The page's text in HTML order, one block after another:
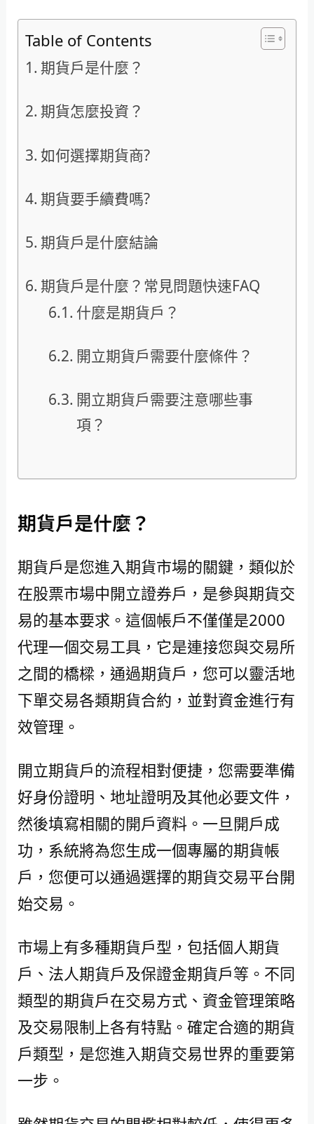
Table of Contents
期貨戶是什麼？
期貨怎麼投資？
如何選擇期貨商?
期貨要手續費嗎?
期貨戶是什麼結論
期貨戶是什麼？常見問題快速FAQ
什麼是期貨戶？
開立期貨戶需要什麼條件？
開立期貨戶需要注意哪些事
項？
期貨戶是什麼？
期貨戶是您進入期貨市場的關鍵，類似於
在股票市場中開立證券戶，是參與期貨交
易的基本要求。這個帳戶不僅僅是2000
代理一個交易工具，它是連接您與交易所
之間的橋樑，通過期貨戶，您可以靈活地
下單交易各類期貨合約，並對資金進行有
效管理。
開立期貨戶的流程相對便捷，您需要準備
好身份證明、地址證明及其他必要文件，
然後填寫相關的開戶資料。一旦開戶成
功，系統將為您生成一個專屬的期貨帳
戶，您便可以通過選擇的期貨交易平台開
始交易。
市場上有多種期貨戶型，包括個人期貨
戶、法人期貨戶及保證金期貨戶等。不同
類型的期貨戶在交易方式、資金管理策略
及交易限制上各有特點。確定合適的期貨
戶類型，是您進入期貨交易世界的重要第
一步。